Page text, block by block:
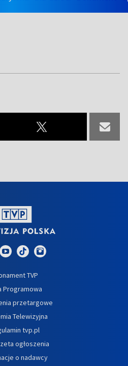
TVP
Programowa
przetargowe
Telewizyjna
tvp.pl
ogłoszenia
o nadawcy